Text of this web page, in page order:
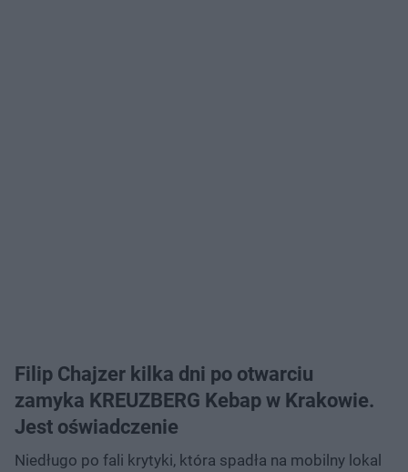
Filip Chajzer kilka dni po otwarciu
zamyka KREUZBERG Kebap w Krakowie.
Jest oświadczenie
Niedługo po fali krytyki, która spadła na mobilny lokal